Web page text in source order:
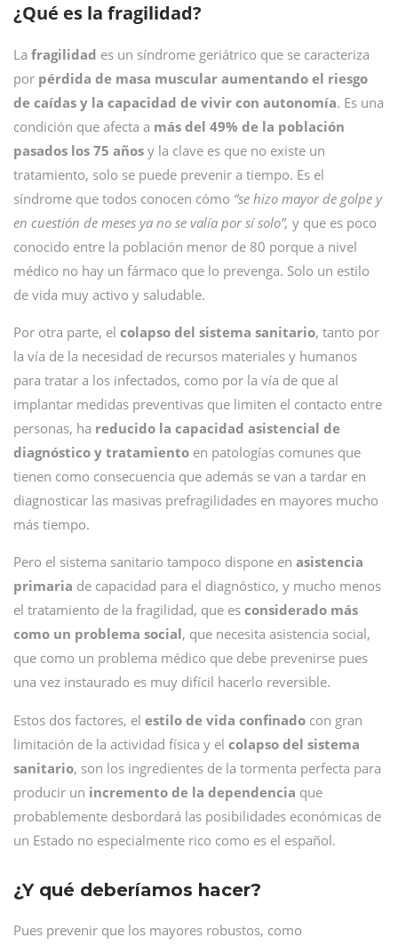
¿Qué es la fragilidad?
La fragilidad es un síndrome geriátrico que se caracteriza
por pérdida de masa muscular aumentando el riesgo
de caídas y la capacidad de vivir con autonomía. Es una
condición que afecta a más del 49% de la población
pasados los 75 años y la clave es que no existe un
tratamiento, solo se puede prevenir a tiempo. Es el
síndrome que todos conocen cómo “se hizo mayor de golpe y
en cuestión de meses ya no se valía por sí solo”, y que es poco
conocido entre la población menor de 80 porque a nivel
médico no hay un fármaco que lo prevenga. Solo un estilo
de vida muy activo y saludable.
Por otra parte, el colapso del sistema sanitario, tanto por
la vía de la necesidad de recursos materiales y humanos
para tratar a los infectados, como por la vía de que al
implantar medidas preventivas que limiten el contacto entre
personas, ha reducido la capacidad asistencial de
diagnóstico y tratamiento en patologías comunes que
tienen como consecuencia que además se van a tardar en
diagnosticar las masivas prefragilidades en mayores mucho
más tiempo.
Pero el sistema sanitario tampoco dispone en asistencia
primaria de capacidad para el diagnóstico, y mucho menos
el tratamiento de la fragilidad, que es considerado más
como un problema social, que necesita asistencia social,
que como un problema médico que debe prevenirse pues
una vez instaurado es muy difícil hacerlo reversible.
Estos dos factores, el estilo de vida confinado con gran
limitación de la actividad física y el colapso del sistema
sanitario, son los ingredientes de la tormenta perfecta para
producir un incremento de la dependencia que
probablemente desbordará las posibilidades económicas de
un Estado no especialmente rico como es el español.
¿Y qué deberíamos hacer?
Pues prevenir que los mayores robustos, como